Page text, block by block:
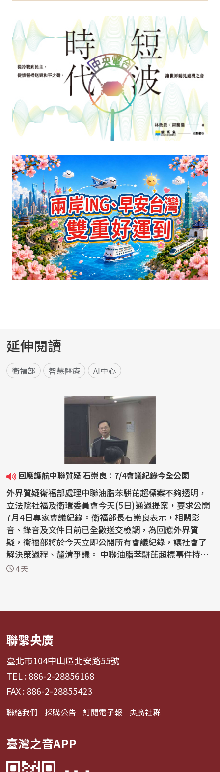
延伸閱讀
衛福部 智慧醫療 AI中心
回應護航中聯質疑 石崇良：7/4會議紀錄今全公開
外界質疑衛福部處理中聯油脂苯駢芘超標案不夠透明，
立法院社福及衛環委員會今天(5日)通過提案，要求公開
7月4日專家會議紀錄。衛福部長石崇良表示，相關影
音、錄音及文件日前已全數送交檢調，為回應外界質
疑，衛福部將於今天立即公開所有會議紀錄，讓社會了
解決策過程、釐清爭議。 中聯油脂苯駢芘超標事件持續
延燒，國...
4 天
聯繫央廣
臺北市104中山區北安路55號
TEL : 886-2-28856168
FAX : 886-2-28855423
聯絡我們 採購公告 訂閱電子報 央廣社群
臺灣之音APP